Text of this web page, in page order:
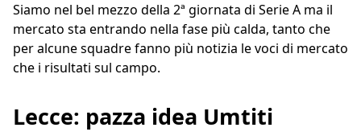
Siamo nel bel mezzo della 2ª giornata di Serie A ma il
mercato sta entrando nella fase più calda, tanto che
per alcune squadre fanno più notizia le voci di mercato
che i risultati sul campo.
Lecce: pazza idea Umtiti